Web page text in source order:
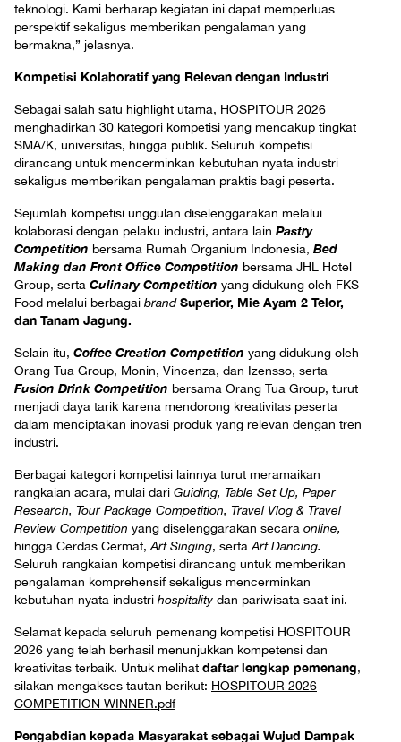
teknologi. Kami berharap kegiatan ini dapat memperluas
perspektif sekaligus memberikan pengalaman yang
bermakna,” jelasnya.
Kompetisi Kolaboratif yang Relevan dengan Industri
Sebagai salah satu highlight utama, HOSPITOUR 2026
menghadirkan 30 kategori kompetisi yang mencakup tingkat
SMA/K, universitas, hingga publik. Seluruh kompetisi
dirancang untuk mencerminkan kebutuhan nyata industri
sekaligus memberikan pengalaman praktis bagi peserta.
Sejumlah kompetisi unggulan diselenggarakan melalui
kolaborasi dengan pelaku industri, antara lain Pastry
Competition bersama Rumah Organium Indonesia, Bed
Making dan Front Office Competition bersama JHL Hotel
Group, serta Culinary Competition yang didukung oleh FKS
Food melalui berbagai brand Superior, Mie Ayam 2 Telor,
dan Tanam Jagung.
Selain itu, Coffee Creation Competition yang didukung oleh
Orang Tua Group, Monin, Vincenza, dan Izensso, serta
Fusion Drink Competition bersama Orang Tua Group, turut
menjadi daya tarik karena mendorong kreativitas peserta
dalam menciptakan inovasi produk yang relevan dengan tren
industri.
Berbagai kategori kompetisi lainnya turut meramaikan
rangkaian acara, mulai dari Guiding, Table Set Up, Paper
Research, Tour Package Competition, Travel Vlog & Travel
Review Competition yang diselenggarakan secara online,
hingga Cerdas Cermat, Art Singing, serta Art Dancing.
Seluruh rangkaian kompetisi dirancang untuk memberikan
pengalaman komprehensif sekaligus mencerminkan
kebutuhan nyata industri hospitality dan pariwisata saat ini.
Selamat kepada seluruh pemenang kompetisi HOSPITOUR
2026 yang telah berhasil menunjukkan kompetensi dan
kreativitas terbaik. Untuk melihat daftar lengkap pemenang,
silakan mengakses tautan berikut: HOSPITOUR 2026
COMPETITION WINNER.pdf
Pengabdian kepada Masyarakat sebagai Wujud Dampak